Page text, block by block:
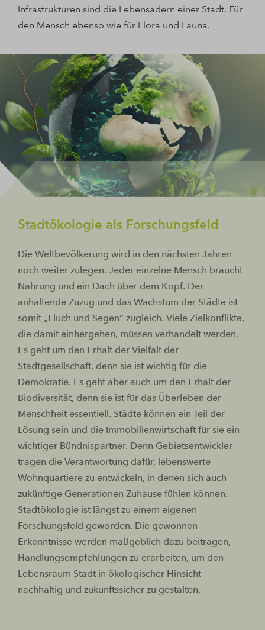
Infrastrukturen sind die Lebensadern einer Stadt. Für
den Mensch ebenso wie für Flora und Fauna.
Stadtökologie als Forschungsfeld
Die Weltbevölkerung wird in den nächsten Jahren
noch weiter zulegen. Jeder einzelne Mensch braucht
Nahrung und ein Dach über dem Kopf. Der
anhaltende Zuzug und das Wachstum der Städte ist
somit „Fluch und Segen“ zugleich. Viele Zielkonflikte,
die damit einhergehen, müssen verhandelt werden.
Es geht um den Erhalt der Vielfalt der
Stadtgesellschaft, denn sie ist wichtig für die
Demokratie. Es geht aber auch um den Erhalt der
Biodiversität, denn sie ist für das Überleben der
Menschheit essentiell. Städte können ein Teil der
Lösung sein und die Immobilienwirtschaft für sie ein
wichtiger Bündnispartner. Denn Gebietsentwickler
tragen die Verantwortung dafür, lebenswerte
Wohnquartiere zu entwickeln, in denen sich auch
zukünftige Generationen Zuhause fühlen können.
Stadtökologie ist längst zu einem eigenen
Forschungsfeld geworden. Die gewonnen
Erkenntnisse werden maßgeblich dazu beitragen,
Handlungsempfehlungen zu erarbeiten, um den
Lebensraum Stadt in ökologischer Hinsicht
nachhaltig und zukunftssicher zu gestalten.